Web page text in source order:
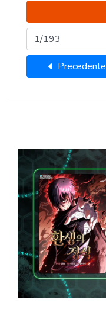
Precedente